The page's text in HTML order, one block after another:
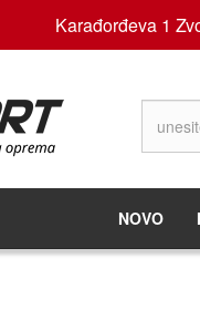
Karađorđeva 1
NOVO